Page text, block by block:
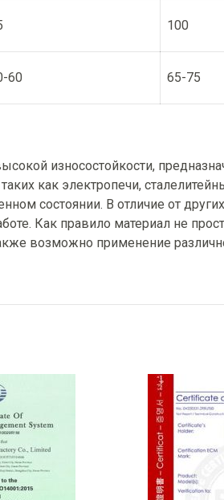
100
60 65-75
износостойкости,
как электропечи,
состоянии. В отличие от
Как правило материал не
возможно применение